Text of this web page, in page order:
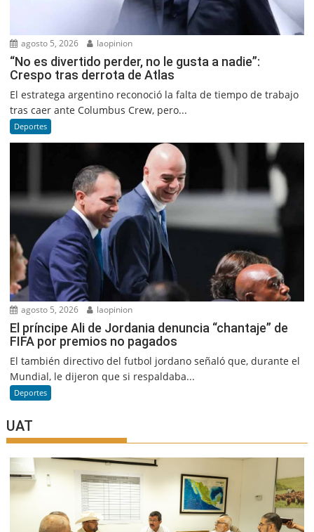
agosto 5, 2026 laopinion
“No es divertido perder, no le gusta a nadie”:
Crespo tras derrota de Atlas
El estratega argentino reconoció la falta de tiempo de trabajo
tras caer ante Columbus Crew, pero...
Deportes
agosto 5, 2026 laopinion
El príncipe Ali de Jordania denuncia “chantaje” de
FIFA por premios no pagados
El también directivo del futbol jordano señaló que, durante el
Mundial, le dijeron que si respaldaba...
Deportes
UAT